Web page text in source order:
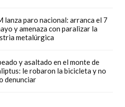
lanza paro nacional: arranca el 7
y amenaza con paralizar la
metalúrgica
y asaltado en el monte de
le robaron la bicicleta y no
denunciar